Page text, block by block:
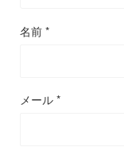
名前 *
メール *